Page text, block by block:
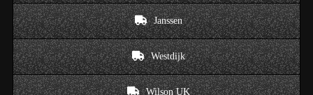
Janssen
Westdijk
Wilson UK